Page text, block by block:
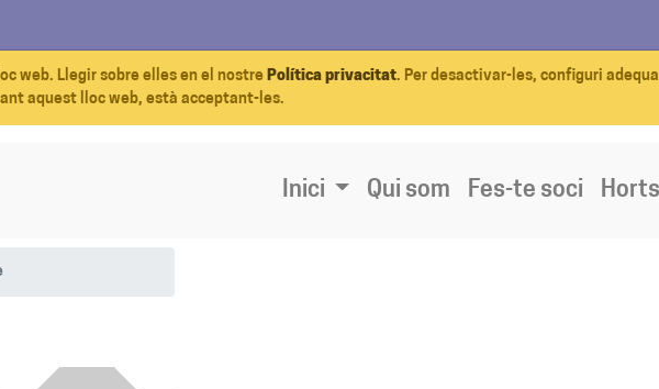
web. Llegir sobre elles en el nostrePolítica privacitat. Per desactivar-les, configuri
aquest lloc web, està acceptant-les.
Inici Qui som Fes-te soci